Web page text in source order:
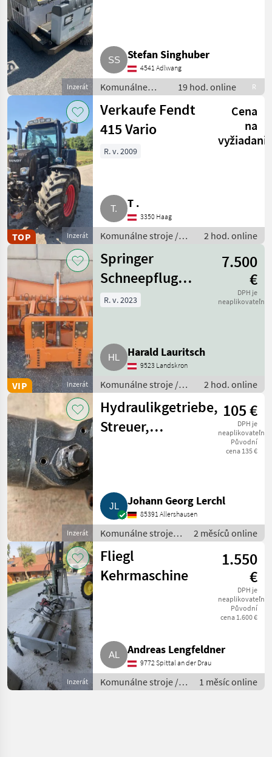
Inzerát
Stefan Singhuber
4541 Adlwang
Komunálne
stroje /
Zametací stroj
19 hod. online R
Inzerát
TOP
Verkaufe Fendt
415 Vario
Cena
na
R. v. 2009
T .
3350 Haag
Komunálne stroje /
2 hod. online
Inzerát
VIP
Springer
Schneepflug
SHB 3606-4
7.500
€
DPH je
neaplikovateľné
R. v. 2023
Harald Lauritsch
9523 Landskron
Komunálne stroje /
Snehové drapáky a
snehové frézy
2 hod. online
Inzerát
Hydraulikgetriebe,
Streuer,
200
105 €
DPH je
neaplikovateľné
Původní
cena 135 €
Johann Georg Lerchl
85391 Allershausen
Komunálne stroje /
Ostatné komunálne
náradia
2 měsíců online
Inzerát
Fliegl
Kehrmaschine
1.550
€
DPH je
neaplikovateľné
Původní
cena 1.600 €
Andreas Lengfeldner
9772 Spittal an der Drau
Komunálne stroje /
Zametací stroj
1 měsíc online